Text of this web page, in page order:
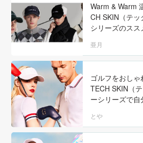
Warm & Warm
CH SKIN（テ
シリーズのスス
亜月
ゴルフをおし
TECH SKIN（
ーシリーズで自
とや